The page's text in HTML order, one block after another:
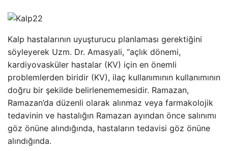
Kalp hastalarının uyuşturucu planlaması gerektiğini
söyleyerek Uzm. Dr. Amasyali, “açlık dönemi,
kardiyovasküler hastalar (KV) için en önemli
problemlerden biridir (KV), ilaç kullanımının kullanımının
doğru bir şekilde belirlenememesidir. Ramazan,
Ramazan’da düzenli olarak alınmaz veya farmakolojik
tedavinin ve hastalığın Ramazan ayından önce salınımı
göz önüne alındığında, hastaların tedavisi göz önüne
alındığında.